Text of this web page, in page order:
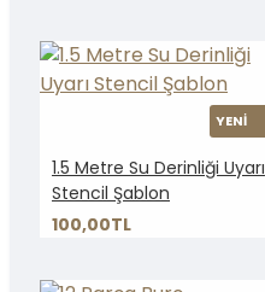
YENİ
1.5 Metre Su Derinliği Uyarı
Stencil Şablon
100,00TL